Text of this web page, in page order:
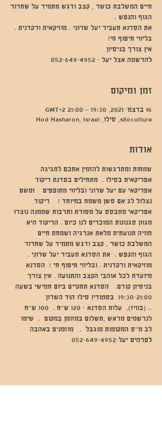
חיים המשלבת כושר , קצב ודגש מתמיד על שחרור
להרשמה אצל יעל - 052-649-4952
זמן ומיקום
16 בדצמ׳ 2021, 19:30 – 21:00 GMT‎+2‎
siloculture, סילו, Hod Hasharon, Israel
אודות
שמחות ומתרגשות להזמין אתכם לחגיגה
אפריקאית בסילו .  מתחילים בסדנת ריקוד
אפריקאי עם יעל שרוני ובליווי מתופפים    ומשם
נצלול לג'אם סשן משמח במיוחד !    ריקוד
אפריקאי מתבסס על מסורת ותרבות שממנה נוצרו
מגוון סגנונות המוכרים לנו כיום . הריקוד היא
חוויה תנועתית מלאת אנרגיה ושמחת חיים
המשלבת כושר , קצב ודגש מתמיד על שחרור
הגוף והנפש .  את הסדנא תעביר יעל שרוני .
מוזיקאית ורקדנית . ובליווי תיפוף חי !  הסדנא
מיועדת לכל אוהבי הקצב והתנועה . אין צורך
בניסיון קודם.   הסדנא תתקיים ביום חמישי בשעה
19:30-21:00  בסטודיו סילו הוד השרון
.. (בוויז).  עלות הסדנא - 120 ש"ח .  100 ש"ח
לנרשמים מראש ,תשלום במזומן במקום  .  שימו
לב מ"ס המקומות מוגבל  .   מוזמנים באהבה
לפרטים יעל-052-649-4952